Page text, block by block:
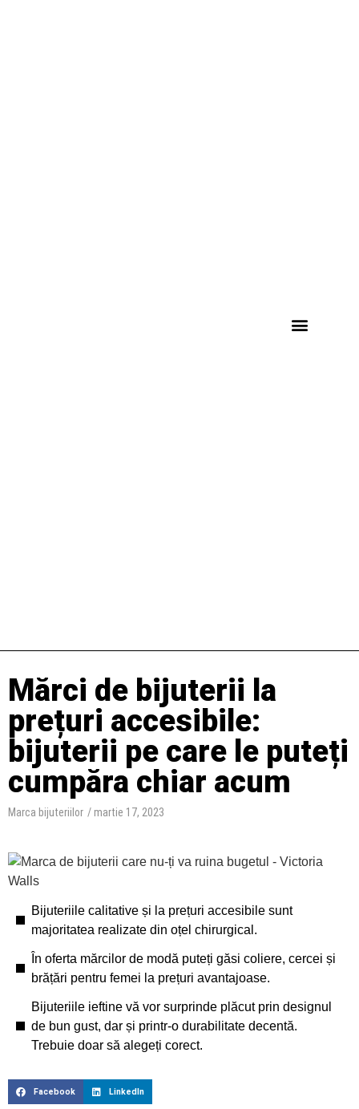
Mărci de bijuterii la
prețuri accesibile:
bijuterii pe care le puteți
cumpăra chiar acum
Marca bijuteriilor / martie 17, 2023
Bijuteriile calitative și la prețuri accesibile sunt
majoritatea realizate din oțel chirurgical.
În oferta mărcilor de modă puteți găsi coliere, cercei și
brățări pentru femei la prețuri avantajoase.
Bijuteriile ieftine vă vor surprinde plăcut prin designul
de bun gust, dar și printr-o durabilitate decentă.
Trebuie doar să alegeți corect.
Facebook LinkedIn